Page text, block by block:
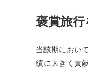
褒賞旅行
当該期におい
績に大きく貢